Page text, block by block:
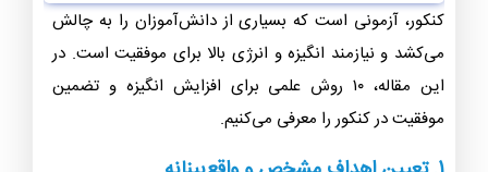
کنکور، آزمونی است که بسیاری از دانش‌آموزان را به چالش
می‌کشد و نیازمند انگیزه و انرژی بالا برای موفقیت است. در
این مقاله، ۱۰ روش علمی برای افزایش انگیزه و تضمین
موفقیت در کنکور را معرفی می‌کنیم.